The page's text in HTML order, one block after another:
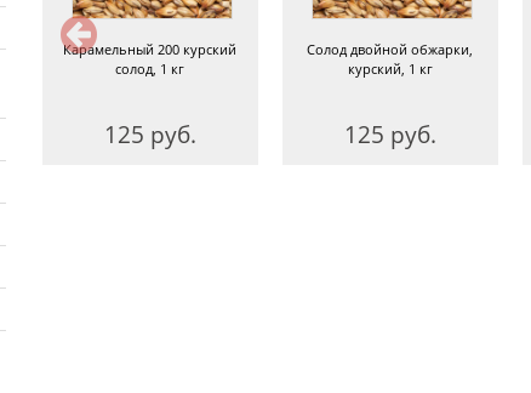
Карамельный 200 курский
солод, 1 кг
125 руб.
Солод двойной обжарки,
курский, 1 кг
125 руб.